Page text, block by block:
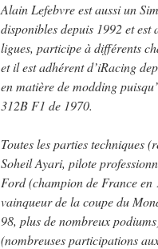
Alain Lefebvre est aussi un
disponibles depuis 1992 et
ligues, participe à différents
et il est adhérent d’iRacing
en matière de modding
312B F1 de 1970.
Toutes les parties techniques
Soheil Ayari, pilote
Ford (champion de France
vainqueur de la coupe du
98, plus de nombreux
(nombreuses participations